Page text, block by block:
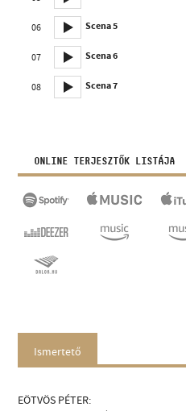
06 Scena 5
07 Scena 6
08 Scena 7
ONLINE TERJESZTŐK LISTÁJA
Ismertető
EÖTVÖS PÉTER: